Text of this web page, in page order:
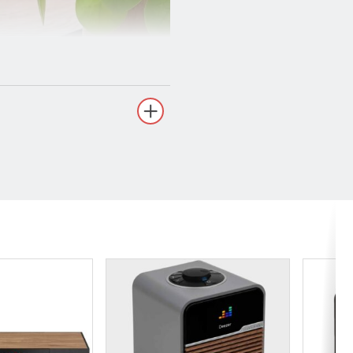
esiasetuksilla, ja se